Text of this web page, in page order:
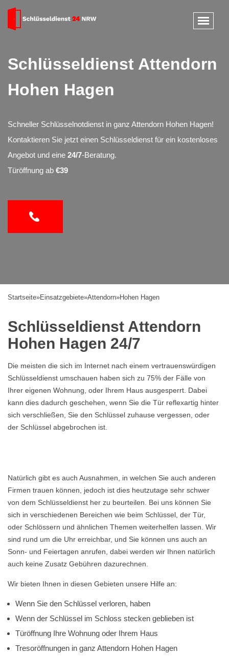
Schlüsseldienst Attendorn
Hohen Hagen
Schneller Schlüsselnotdienst in ganz Attendorn Hohen Hagen!
Kontaktieren Sie jetzt einen Schlüsseldienst für ein kostenloses
Angebot und eine 24/7-Beratung.
Türöffnung ab €39
Startseite»Einsatzgebiete»Attendorn»Hohen Hagen
Schlüsseldienst Attendorn
Hohen Hagen 24/7
Die meisten die sich im Internet nach einem vertrauenswürdigen
Schlüsseldienst umschauen haben sich zu 75% der Fälle von
Ihrer eigenen Wohnung, oder Ihrem Haus ausgesperrt. Dabei
kann dies dadurch geschehen, wenn Sie die Tür reflexartig hinter
sich verschließen, Sie den Schlüssel zuhause vergessen, oder
der Schlüssel abgebrochen ist.
Natürlich gibt es auch Ausnahmen, in welchen Sie auch anderen
Firmen trauen können, jedoch ist dies heutzutage sehr schwer
von dem Schlüsseldienst her zu beurteilen. Bei uns können Sie
sich in verschiedenen Bereichen wie beim Schlüssel, der Tür,
oder Schlössern und ähnlichen Themen weiterhelfen lassen. Wir
sind rund um die Uhr erreichbar, und Sie können uns auch an
Sonn- und Feiertagen anrufen, dabei werden wir Ihnen natürlich
auch keine Zusatz Gebühren dazurechnen.
Wir bieten Ihnen in diesen Gebieten unsere Hilfe an:
Wenn Sie den Schlüssel verloren, haben
Wenn der Schlüssel im Schloss stecken geblieben ist
Türöffnung Ihre Wohnung oder Ihrem Haus
Tresoröffnungen in ganz Attendorn Hohen Hagen